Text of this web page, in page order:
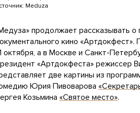
Meduza
продолжает рассказывать о
кино «Артдокфест».
октября, а в Москве и Санкт-
«Артдокфеста» режиссер
две картины из
Юрия Пивоварова
Козьмина «Святое место».